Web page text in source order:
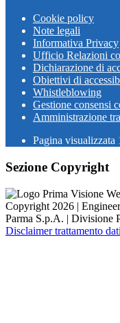
Cookie policy
Note legali
Informativa Privacy
Ufficio Relazioni
Dichiarazione di
Obiettivi di
Whistleblowing
Gestione consensi
Amministrazione
Pagina visualizzata
Sezione Copyright
Copyright 2026 |
Parma S.p.A. | Divisione
Disclaimer trattamento